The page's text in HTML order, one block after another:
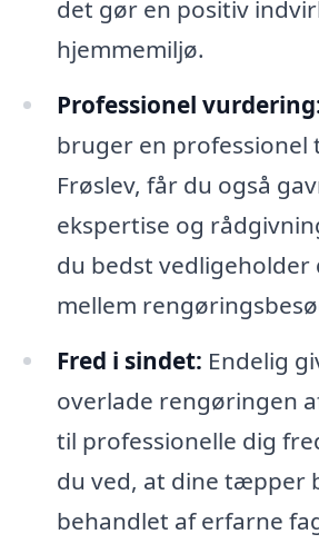
det gør en positiv
hjemmemiljø.
Professionel
bruger en
Frøslev, får du også
ekspertise og
du bedst
mellem
Fred i sindet: Endelig
overlade rengøringen
til professionelle dig
du ved, at dine tæpper
behandlet af erfarne